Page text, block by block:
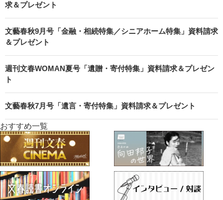
求＆プレゼント
文藝春秋9月号「金融・相続特集／シニアホーム特集」資料請求
＆プレゼント
週刊文春WOMAN夏号「遺贈・寄付特集」資料請求＆プレゼン
ト
文藝春秋7月号「遺言・寄付特集」資料請求＆プレゼント
おすすめ一覧